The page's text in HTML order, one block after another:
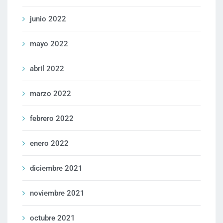
junio 2022
mayo 2022
abril 2022
marzo 2022
febrero 2022
enero 2022
diciembre 2021
noviembre 2021
octubre 2021